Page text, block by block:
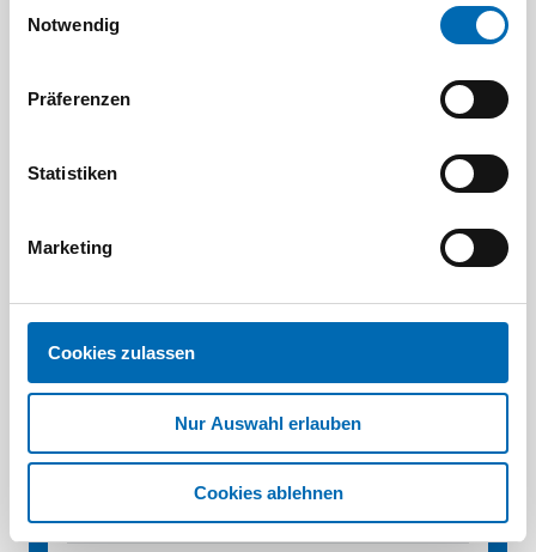
Notwendig
Präferenzen
Statistiken
Marketing
Cookies zulassen
Nur Auswahl erlauben
Cookies ablehnen
Festool
Energie-Set 18V 2xTBX8/SCA16
Artikel-Nr. FEST.00866